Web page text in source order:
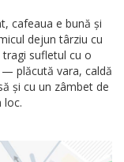
cafeaua e bună și
dejun târziu cu
sufletul cu o
plăcută vara, caldă
și cu un zâmbet de
loc.